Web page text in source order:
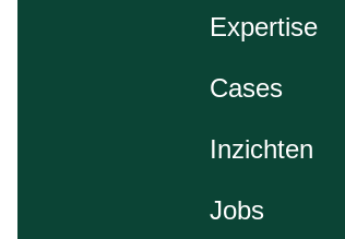
Expertise
Cases
Inzichten
Jobs